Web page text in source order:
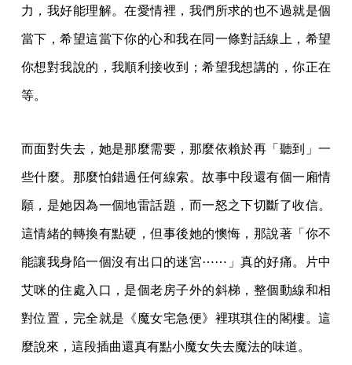
力，我好能理解。在愛情裡，我們所求的也不過就是個
當下，希望這當下你的心和我在同一條對話線上，希望
你想對我說的，我順利接收到；希望我想講的，你正在
等。
而面對失去，她是那麼需要，那麼依賴於再「聽到」一
些什麼。那麼怕錯過任何線索。故事中段還有個一廂情
願，是她因為一個地雷話題，而一怒之下切斷了收信。
這情緒的轉換有點硬，但事後她的懊悔，那說著「你不
能讓我身陷一個沒有出口的迷宮⋯⋯」真的好痛。片中
艾咪的住處入口，是個老房子外的斜梯，整個動線和相
對位置，完全就是《魔女宅急便》裡琪琪住的閣樓。這
麼說來，這段插曲還真有點小魔女失去魔法的味道。